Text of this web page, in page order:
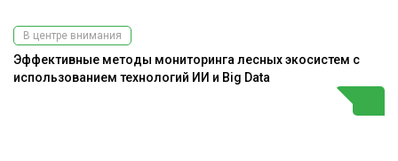
В центре внимания
Эффективные методы мониторинга лесных экосистем с
использованием технологий ИИ и Big Data